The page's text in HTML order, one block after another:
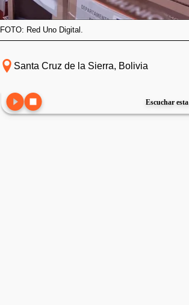
FOTO: Red Uno Digital.
Santa Cruz de la Sierra, Bolivia
Escuchar